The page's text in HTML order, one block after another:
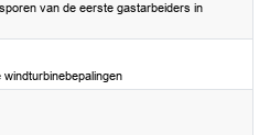
van de eerste gastarbeiders in